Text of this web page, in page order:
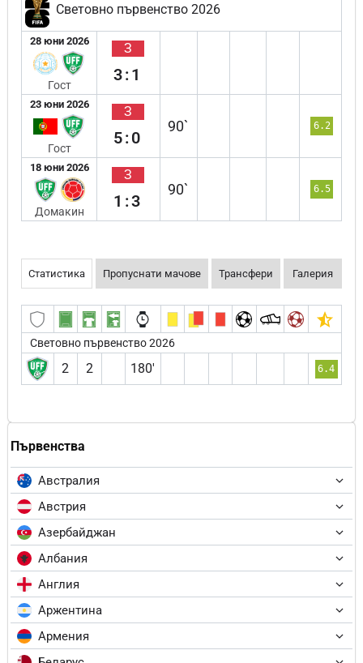
Първенства
Австралия
Австрия
Азербайджан
Албания
Англия
Аржентина
Армения
Световно първенство 2026
28 юни 2026
Гост
З
3:1
23 юни 2026
Гост
З
5:0
90` 6.2
18 юни 2026
Домакин
З
1:3
90` 6.5
Статистика Пропуснати мачове Трансфери Галерия
Световно първенство 2026
2 2 180′ 6.4